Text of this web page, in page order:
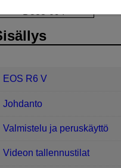
EOS R6 V
Johdanto
Valmistelu ja peruskäyttö
Videon tallennustilat